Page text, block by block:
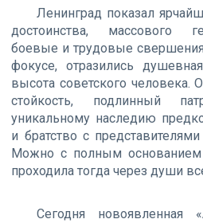
Ленинград показал
достоинства, массового
боевые и трудовые
фокусе, отразились
высота советского человека.
стойкость, подлинный
уникальному наследию
и братство с
Можно с полным основанием
проходила тогда через души
Сегодня новоявленная